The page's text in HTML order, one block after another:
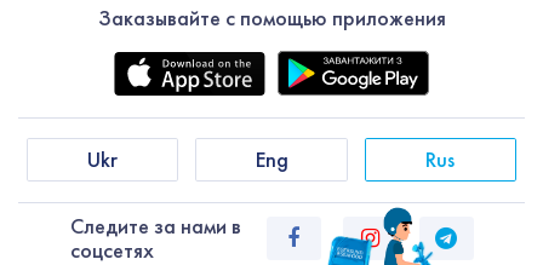
Заказывайте с помощью приложения
Следите за нами в
соцсетях
Ukr Eng Rus